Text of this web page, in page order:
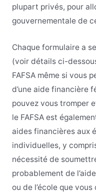
plupart privés, pour
gouvernementale de
Chaque formulaire a
(voir détails ci-
FAFSA même si vous
d’une aide financière
pouvez vous tromper
le FAFSA est
aides financières aux
individuelles, y
nécessité de
probablement de
ou de l’école que